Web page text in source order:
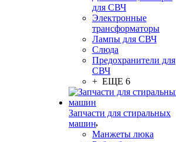
для СВЧ
Электронные
трансформаторы
Лампы для СВЧ
Слюда
Предохранители для
СВЧ
+ ЕЩЕ 6
Запчасти для стиральных
машин
Манжеты люка